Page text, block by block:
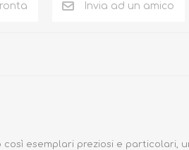
Invia ad un amico
esemplari preziosi e particolari,